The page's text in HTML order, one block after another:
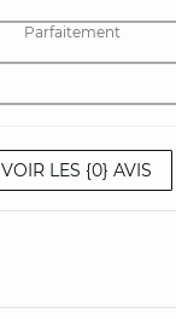
Parfaitement
VOIR LES {0} AVIS